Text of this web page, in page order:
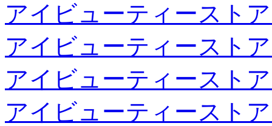
アイビューティースト
アイビューティースト
アイビューティースト
アイビューティースト